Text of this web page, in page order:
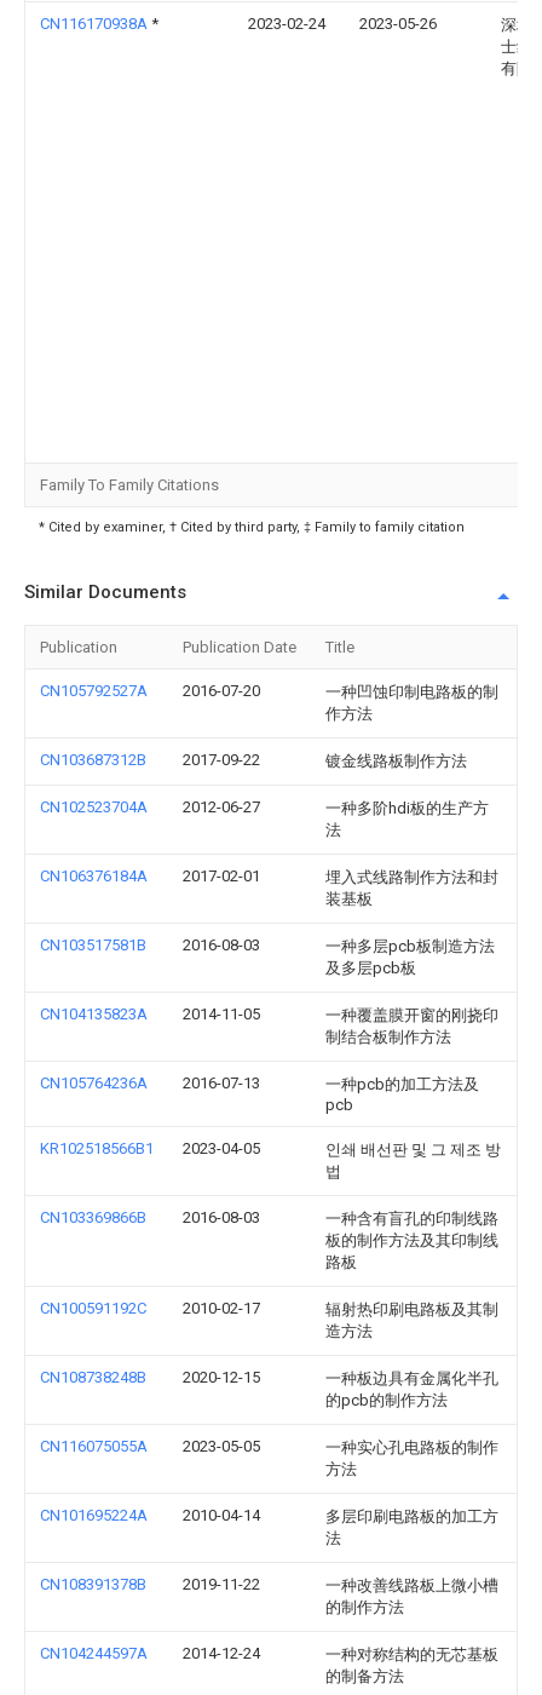
CN116170938A * 2023-02-24 2023-05-26
深圳
士线
有限
Family To Family Citations
* Cited by examiner, † Cited by third party, ‡ Family to family citation
Similar Documents
Publication Publication Date Title
CN105792527A 2016-07-20
一种凹蚀印制电路板的制
作方法
CN103687312B 2017-09-22 镀金线路板制作方法
CN102523704A 2012-06-27
一种多阶hdi板的生产方
法
CN106376184A 2017-02-01
埋入式线路制作方法和封
装基板
CN103517581B 2016-08-03
一种多层pcb板制造方法
及多层pcb板
CN104135823A 2014-11-05
一种覆盖膜开窗的刚挠印
制结合板制作方法
CN105764236A 2016-07-13
一种pcb的加工方法及
pcb
KR102518566B1 2023-04-05
인쇄 배선판 및 그 제조 방
법
CN103369866B 2016-08-03
一种含有盲孔的印制线路
板的制作方法及其印制线
路板
CN100591192C 2010-02-17
辐射热印刷电路板及其制
造方法
CN108738248B 2020-12-15
一种板边具有金属化半孔
的pcb的制作方法
CN116075055A 2023-05-05
一种实心孔电路板的制作
方法
CN101695224A 2010-04-14
多层印刷电路板的加工方
法
CN108391378B 2019-11-22
一种改善线路板上微小槽
的制作方法
CN104244597A 2014-12-24
一种对称结构的无芯基板
的制备方法